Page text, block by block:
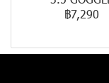
฿7,290